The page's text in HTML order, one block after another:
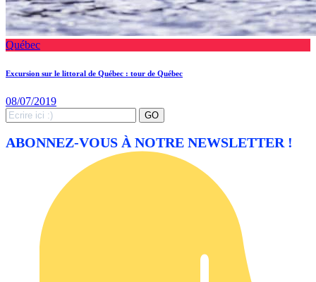
Québec
Excursion sur le littoral de Québec : tour de Québec
08/07/2019
Search
for:
GO
ABONNEZ-VOUS À NOTRE NEWSLETTER !